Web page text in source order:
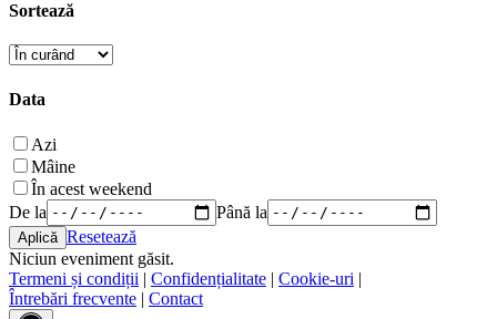
Sortează
Data
Azi
Mâine
În acest weekend
De la
Până la
Resetează
Niciun eveniment găsit.
Termeni și condiții | Confidențialitate | Cookie-uri |
Întrebări frecvente | Contact